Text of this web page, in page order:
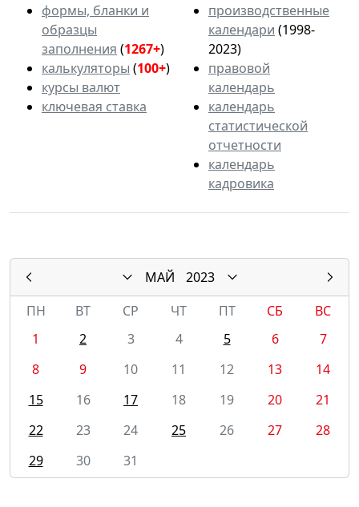
формы, бланки и
образцы
заполнения (1267+)
калькуляторы (100+)
курсы валют
ключевая ставка
производственные
календари (1998-
2023)
правовой
календарь
календарь
статистической
отчетности
календарь
кадровика
МАЙ
2023
ПН
ВТ СР ЧТ ПТ СБ
ВС
1
2 3 4 5 6
7
8
9 10 11 12 13
14
15
16 17 18 19 20
21
22
23 24 25 26 27
28
29
30 31